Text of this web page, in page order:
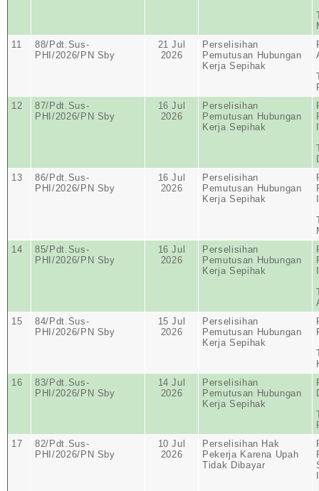
11
88/Pdt.Sus-
PHI/2026/PN Sby
21 Jul
2026
Perselisihan
Pemutusan Hubungan
Kerja Sepihak
12
87/Pdt.Sus-
PHI/2026/PN Sby
16 Jul
2026
Perselisihan
Pemutusan Hubungan
Kerja Sepihak
13
86/Pdt.Sus-
PHI/2026/PN Sby
16 Jul
2026
Perselisihan
Pemutusan Hubungan
Kerja Sepihak
14
85/Pdt.Sus-
PHI/2026/PN Sby
16 Jul
2026
Perselisihan
Pemutusan Hubungan
Kerja Sepihak
15
84/Pdt.Sus-
PHI/2026/PN Sby
15 Jul
2026
Perselisihan
Pemutusan Hubungan
Kerja Sepihak
16
83/Pdt.Sus-
PHI/2026/PN Sby
14 Jul
2026
Perselisihan
Pemutusan Hubungan
Kerja Sepihak
17
82/Pdt.Sus-
PHI/2026/PN Sby
10 Jul
2026
Perselisihan Hak
Pekerja Karena Upah
Tidak Dibayar